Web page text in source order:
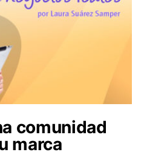
comunidad
marca